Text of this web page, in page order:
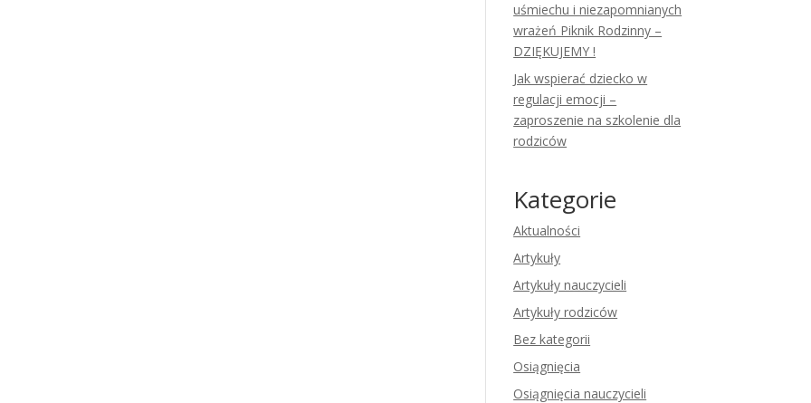
uśmiechu i niezapomnianych
wrażeń Piknik Rodzinny –
DZIĘKUJEMY !
Jak wspierać dziecko w
regulacji emocji –
zaproszenie na szkolenie dla
rodziców
Kategorie
Aktualności
Artykuły
Artykuły nauczycieli
Artykuły rodziców
Bez kategorii
Osiągnięcia
Osiągnięcia nauczycieli